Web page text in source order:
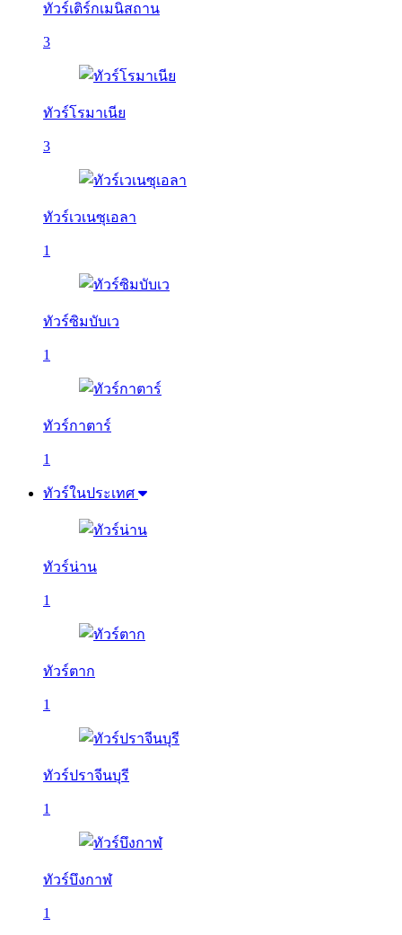
ทัวร์เติร์กเมนิสถาน
3
ทัวร์โรมาเนีย
3
ทัวร์เวเนซุเอลา
1
ทัวร์ซิมบับเว
1
ทัวร์กาตาร์
1
ทัวร์ในประเทศ
ทัวร์น่าน
1
ทัวร์ตาก
1
ทัวร์ปราจีนบุรี
1
ทัวร์บึงกาฬ
1